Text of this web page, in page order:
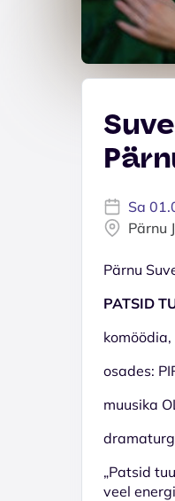
Sa
Pärnu
Pärnu
PATSID
osades:
muusika
„Patsid
veel